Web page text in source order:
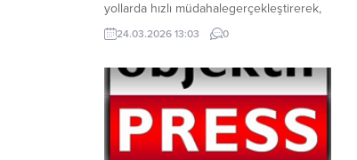
yollarda hızlı müdahalegerçekleştirerek,
birçok noktada menfez onarımını
tamamlayıp yolları yeniden ulaşıma açtı.
çalışmaları aralıksız sürüyor. Şanlıurfa’da
son günlerde etkili olan sağanak
yağışların ardından meydana gelen sel,
özellikleViranşehir ilçesinde kırsal
altyapıyı olumsuz etkiledi. Yoğun yağış
24.03.2026 13:03 0